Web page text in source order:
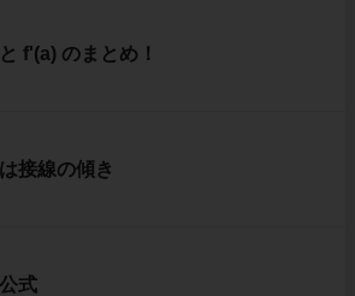
f'(a) のまとめ！
接線の傾き
式